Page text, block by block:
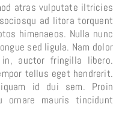
atras vulputate iltricies
ad litora torquent
himenaeos. Nulla nunc
sed ligula. Nam dolor
auctor fringilla libero.
tellus eget hendrerit.
id dui sem. Proin
ornare mauris tincidunt